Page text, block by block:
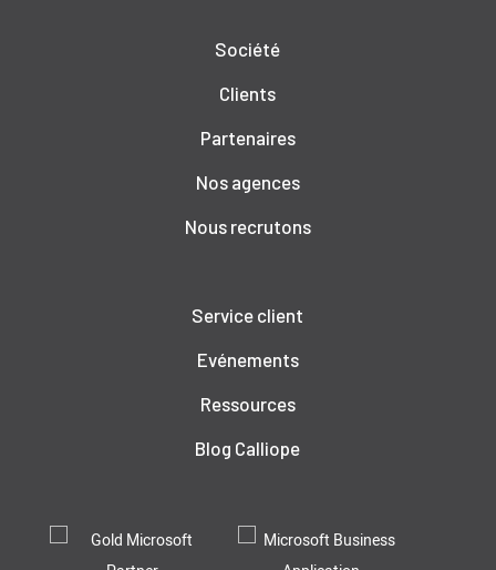
Société
Clients
Partenaires
Nos agences
Nous recrutons
Service client
Evénements
Ressources
Blog Calliope